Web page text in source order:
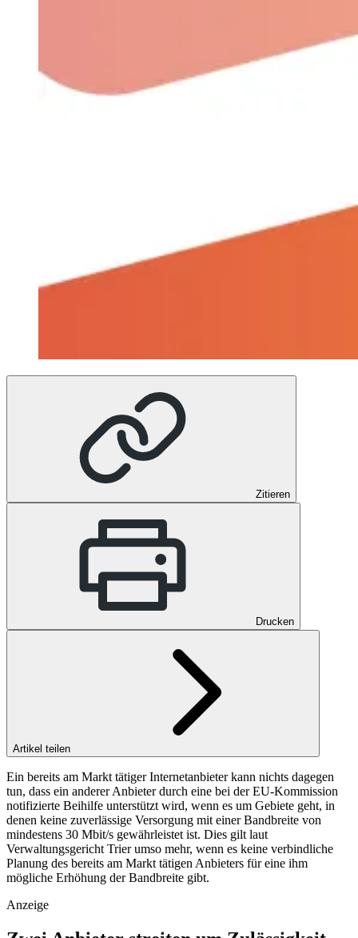
Zitieren
Drucken
Artikel teilen
Ein bereits am Markt tätiger Internetanbieter kann nichts dagegen
tun, dass ein anderer Anbieter durch eine bei der EU-Kommission
notifizierte Beihilfe unterstützt wird, wenn es um Gebiete geht, in
denen keine zuverlässige Versorgung mit einer Bandbreite von
mindestens 30 Mbit/s gewährleistet ist. Dies gilt laut
Verwaltungsgericht Trier umso mehr, wenn es keine verbindliche
Planung des bereits am Markt tätigen Anbieters für eine ihm
mögliche Erhöhung der Bandbreite gibt.
Anzeige